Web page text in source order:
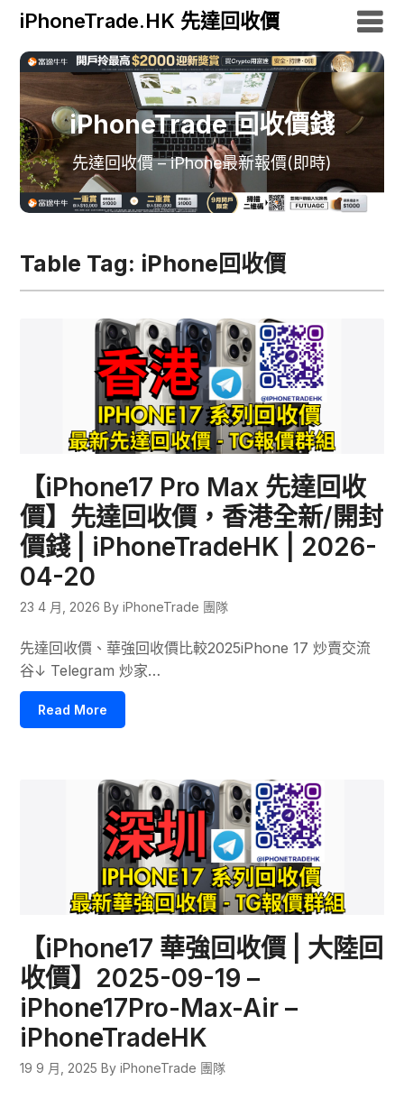
iPhoneTrade.HK 先達回收價
iPhoneTrade 回收價錢
先達回收價 – iPhone最新報價(即時)
Table Tag: iPhone回收價
【iPhone17 Pro Max 先達回收
價】先達回收價，香港全新/開封
價錢 | iPhoneTradeHK | 2026-
04-20
23 4 月, 2026 By iPhoneTrade 團隊
先達回收價、華強回收價比較2025iPhone 17 炒賣交流
谷↓ Telegram 炒家…
Read More
【iPhone17 華強回收價 | 大陸回
收價】2025-09-19 –
iPhone17Pro-Max-Air –
iPhoneTradeHK
19 9 月, 2025 By iPhoneTrade 團隊